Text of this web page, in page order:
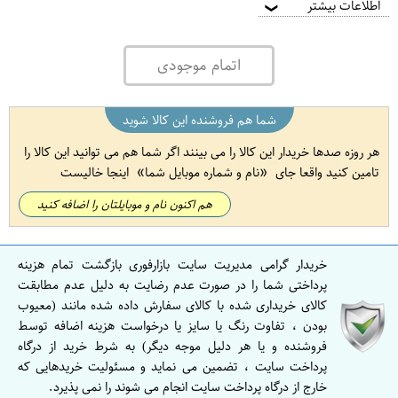
اطلاعات بیشتر ❯
اتمام موجودی
شما هم فروشنده این کالا شوید
هر روزه صدها خریدار این کالا را می بینند اگر شما هم می توانید این کالا را
تامین کنید واقعا جای
نام و شماره موبایل شما اینجا خالیست
هم اکنون نام و موبایلتان را اضافه کنید
خریدار گرامی مدیریت سایت بازارفوری بازگشت تمام هزینه
پرداختی شما را در صورت عدم رضایت به دلیل عدم مطابقت
کالای خریداری شده با کالای سفارش داده شده مانند (معیوب
بودن ، تفاوت رنگ یا سایز یا درخواست هزینه اضافه توسط
فروشنده و یا هر دلیل موجه دیگر) به شرط خرید از درگاه
پرداخت سایت ، تضمین می نماید و مسئولیت خریدهایی که
خارج از درگاه پرداخت سایت انجام می شوند را نمی پذیرد.